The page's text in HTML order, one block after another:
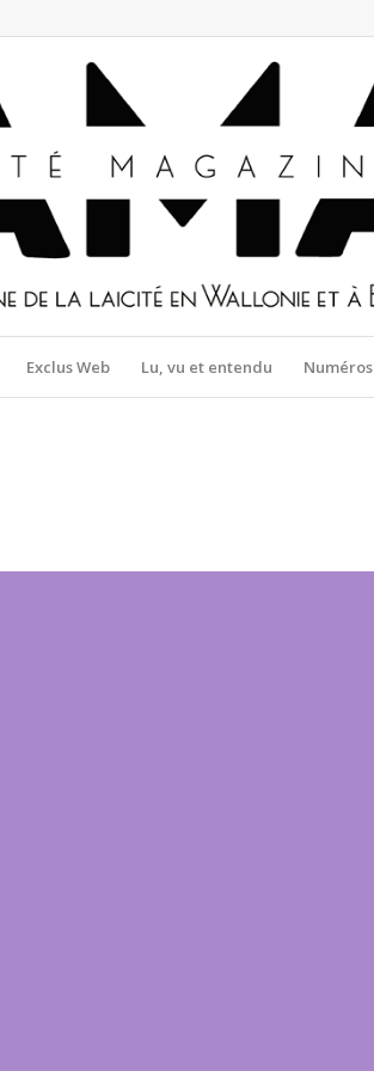
Exclus Web Lu, vu et entendu Numéros